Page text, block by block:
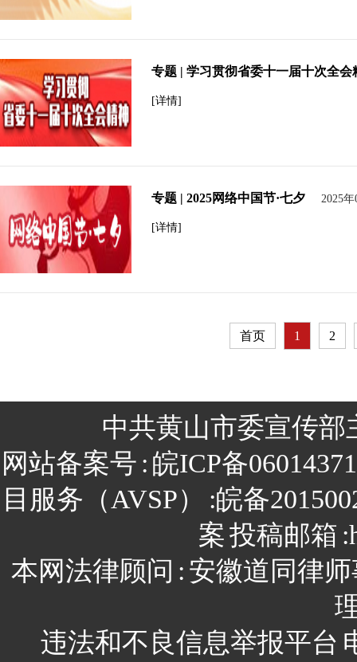
专题 | 学习贯彻省委十一届十次全会
[详情]
专题 | 2025网络中国节·七夕 2025
[详情]
首页 1 2
中共黄山市委宣传部
网站备案号 : 皖ICP备
目服务（AVSP）
:皖备
案投稿邮箱
本网法律顾问 : 安徽道同律
违法和不良信息举报平台